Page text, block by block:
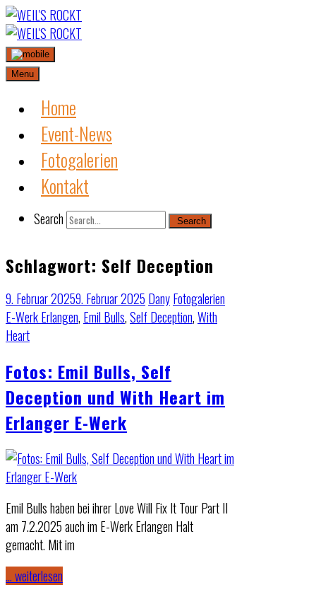
Skip
to
content
Menu
Home
Event-News
Fotogalerien
Kontakt
Search Search
Schlagwort: Self Deception
9. Februar 20259. Februar 2025 DanyFotogalerien
E-Werk Erlangen, Emil Bulls,Self Deception,With
Heart
Fotos: Emil Bulls, Self
Deception und With Heart im
Erlanger E-Werk
Emil Bulls haben bei ihrer Love Will Fix It Tour Part II
am 7.2.2025 auch im E-Werk Erlangen Halt
gemacht. Mit im
… weiterlesen